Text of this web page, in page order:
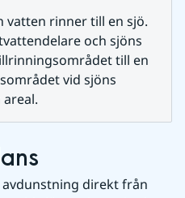
vatten rinner till en sjö.
och sjöns
till en
vid sjöns
direkt från